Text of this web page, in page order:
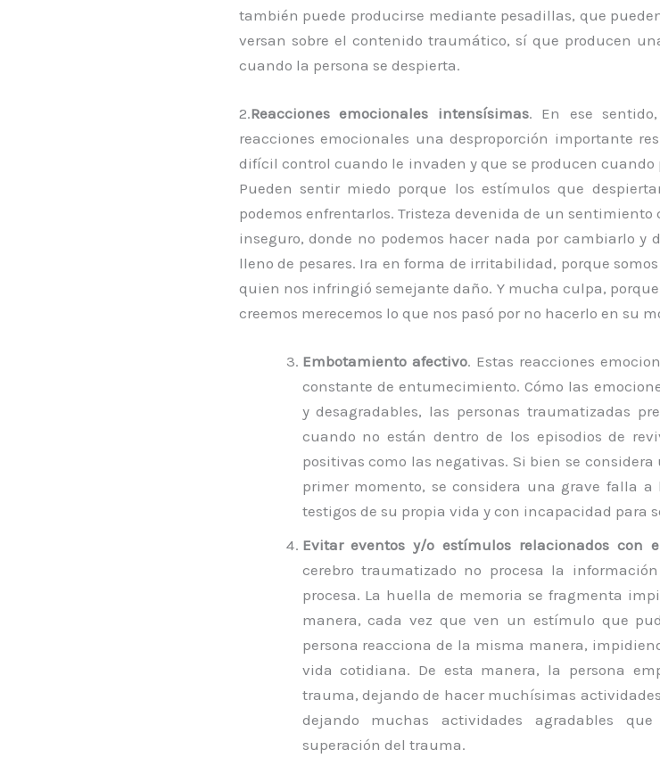
también puede producirse mediante pesadillas, que
versan sobre el contenido traumático, sí que producen
cuando la persona se despierta.
2.Reacciones emocionales intensísimas. En ese
reacciones emocionales una desproporción importante
difícil control cuando le invaden y que se producen
Pueden sentir miedo porque los estímulos que
podemos enfrentarlos. Tristeza devenida de un
inseguro, donde no podemos hacer nada por cambiarlo y
lleno de pesares. Ira en forma de irritabilidad, porque
quien nos infringió semejante daño. Y mucha culpa,
creemos merecemos lo que nos pasó por no hacerlo en su
Embotamiento afectivo. Estas reacciones
constante de entumecimiento. Cómo las
y desagradables, las personas traumatizadas
cuando no están dentro de los episodios de
positivas como las negativas. Si bien se
primer momento, se considera una grave falla a
testigos de su propia vida y con incapacidad para
Evitar eventos y/o estímulos relacionados con
cerebro traumatizado no procesa la
procesa. La huella de memoria se fragmenta
manera, cada vez que ven un estímulo que
persona reacciona de la misma manera,
vida cotidiana. De esta manera, la persona
trauma, dejando de hacer muchísimas
dejando muchas actividades agradables
superación del trauma.